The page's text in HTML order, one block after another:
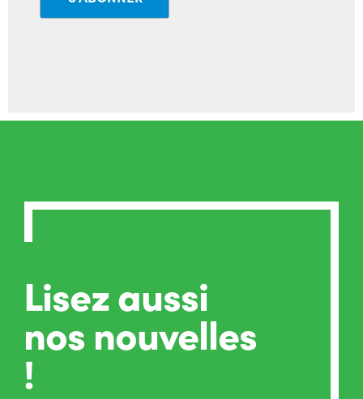
Lisez aussi
nos nouvelles
!